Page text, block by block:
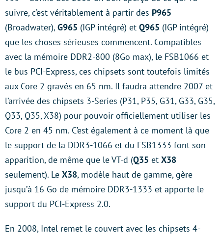
suivre, c’est véritablement à partir des P965
(Broadwater), G965 (IGP intégré) et Q965 (IGP intégré)
que les choses sérieuses commencent. Compatibles
avec la mémoire DDR2-800 (8Go max), le FSB1066 et
le bus PCI-Express, ces chipsets sont toutefois limités
aux Core 2 gravés en 65 nm. Il faudra attendre 2007 et
l’arrivée des chipsets 3-Series (P31, P35, G31, G33, G35,
Q33, Q35, X38) pour pouvoir officiellement utiliser les
Core 2 en 45 nm. C’est également à ce moment là que
le support de la DDR3-1066 et du FSB1333 font son
apparition, de même que le VT-d (Q35 et X38
seulement). Le X38, modèle haut de gamme, gère
jusqu’à 16 Go de mémoire DDR3-1333 et apporte le
support du PCI-Express 2.0.
En 2008, Intel remet le couvert avec les chipsets 4-